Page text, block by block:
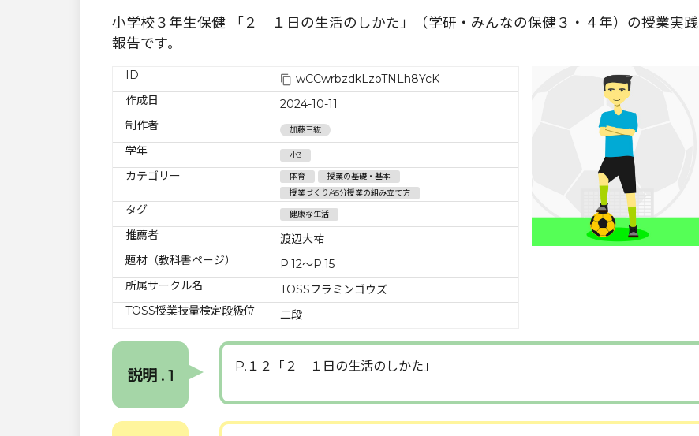
小学校３年生保健 「２ １日の生活のしかた」（学研・みんなの保健３・４年）の授業実践
報告です。
ID
wCCwrbzdkLzoTNLh8YcK
作成日
2024-10-11
制作者
加藤三紘
学年 小3
カテゴリー 体育
授業の基礎・基本
授業づくり/45分授業の組み立て方
タグ 健康な生活
推薦者
渡辺大祐
題材（教科書ページ）
P.12〜P.15
所属サークル名
TOSSフラミンゴウズ
TOSS授業技量検定段級位
二段
説明 . 1 P.１２「２ １日の生活のしかた」